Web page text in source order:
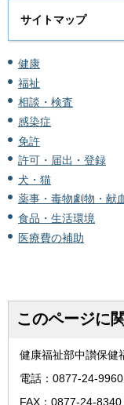
サイトマップ
健康
福祉
相談・検査
感染症
免許
許可・届出・登録
犬・猫
薬事・毒物劇物・献
食品・生活環境
医療費の補助
このページに
健康福祉部中讃保健
電話：0877-24-9960
FAX：0877-24-8340